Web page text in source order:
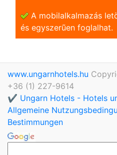
A mobilalkalmazás
és egyszerũen foglalhat.
www.ungarnhotels.hu
+36 (1) 227-9614
✔️ Ungarn Hotels - Hotels
Allgemeine
Bestimmungen